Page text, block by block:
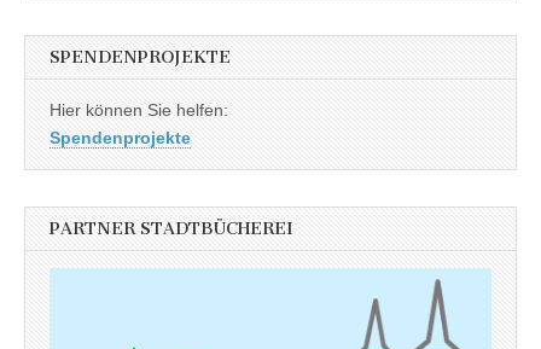
SPENDENPROJEKTE
Hier können Sie helfen:
Spendenprojekte
PARTNER STADTBÜCHEREI